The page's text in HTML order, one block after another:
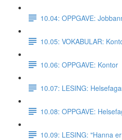
10.04: OPPGAVE:
10.05: VOKABULAR:
10.06: OPPGAVE: Kontor
10.07: LESING:
10.08: OPPGAVE:
10.09: LESING: "Hanna